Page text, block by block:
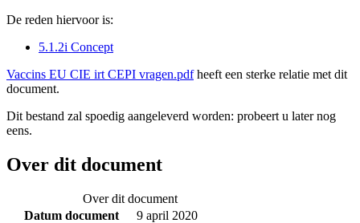
De reden hiervoor is:
5.1.2i Concept
Vaccins EU CIE irt CEPI vragen.pdfheeft een sterke relatie met dit
document.
Dit bestand zal spoedig aangeleverd worden: probeert u later nog
eens.
Over dit document
Over dit document
Datum document
9 april 2020